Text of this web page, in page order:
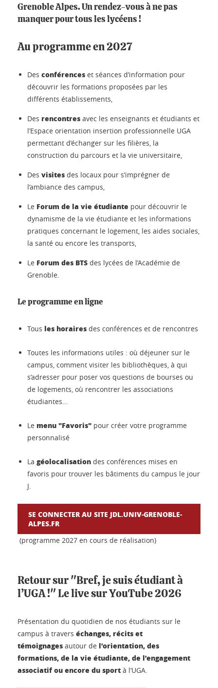
Grenoble Alpes. Un rendez-vous à ne pas
manquer pour tous les lycéens !
Au programme en 2027
Des conférences et séances d’information pour
découvrir les formations proposées par les
différents établissements,
Des rencontres avec les enseignants et étudiants et
l’Espace orientation insertion professionnelle UGA
permettant d’échanger sur les filières, la
construction du parcours et la vie universitaire,
Des visites des locaux pour s’imprégner de
l’ambiance des campus,
Le Forum de la vie étudiante pour découvrir le
dynamisme de la vie étudiante et les informations
pratiques concernant le logement, les aides sociales,
la santé ou encore les transports,
Le Forum des BTS des lycées de l’Académie de
Grenoble.
Le programme en ligne
Tous les horaires des conférences et de rencontres
Toutes les informations utiles : où déjeuner sur le
campus, comment visiter les bibliothèques, à qui
s’adresser pour poser vos questions de bourses ou
de logements, où rencontrer les associations
étudiantes…
Le menu "Favoris" pour créer votre programme
personnalisé
La géolocalisation des conférences mises en
favoris pour trouver les bâtiments du campus le jour
J.
SE CONNECTER AU SITE JDL.UNIV-GRENOBLE-
ALPES.FR
(programme 2027 en cours de réalisation)
Retour sur "Bref, je suis étudiant à
l’UGA !" Le live sur YouTube 2026
Présentation du quotidien de nos étudiants sur le
campus à travers échanges, récits et
témoignages autour de l’orientation, des
formations, de la vie étudiante, de l’engagement
associatif ou encore du sport à l’UGA.